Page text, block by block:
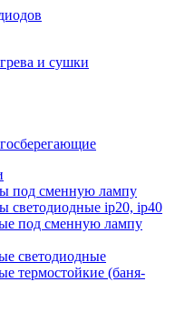
и сушки
под сменную лампу
светодиодные ip20, ip40
под сменную лампу
светодиодные
термостойкие (баня-